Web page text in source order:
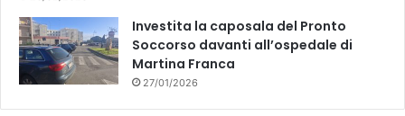
Investita la caposala del Pronto
Soccorso davanti all’ospedale di
Martina Franca
27/01/2026